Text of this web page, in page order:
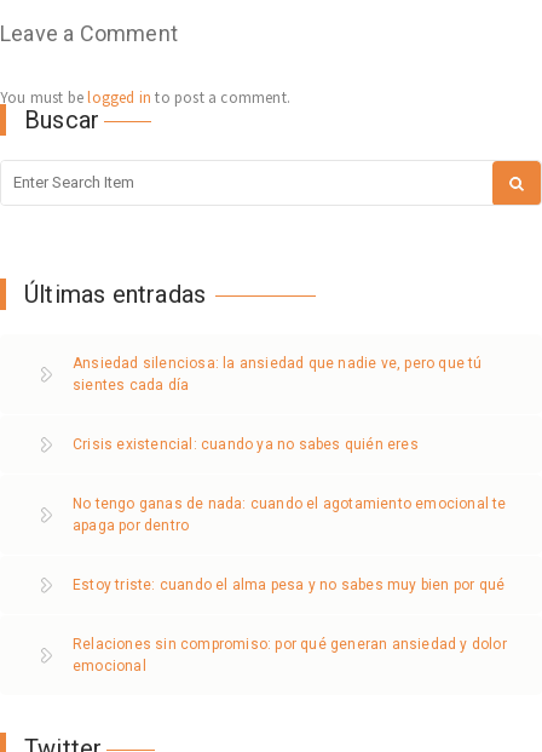
Leave a Comment
You must belogged in to post a comment.
Buscar
Últimas entradas
Ansiedad silenciosa: la ansiedad que nadie ve, pero que tú
sientes cada día
Crisis existencial: cuando ya no sabes quién eres
No tengo ganas de nada: cuando el agotamiento emocional te
apaga por dentro
Estoy triste: cuando el alma pesa y no sabes muy bien por qué
Relaciones sin compromiso: por qué generan ansiedad y dolor
emocional